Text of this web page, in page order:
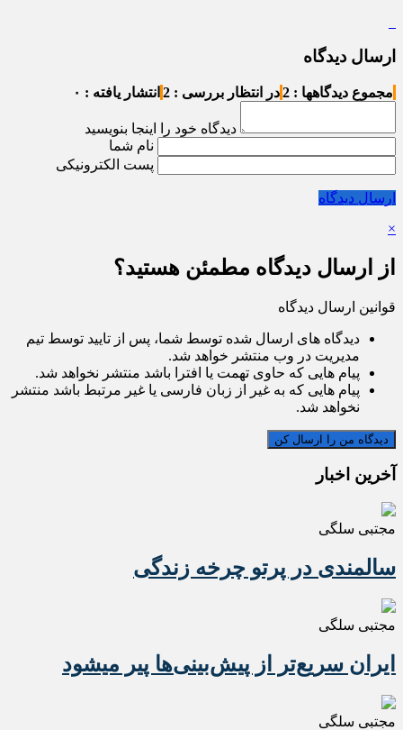
ارسال دیدگاه
مجموع دیدگاهها : 2 در انتظار بررسی : 2 انتشار یافته : ۰
دیدگاه خود را اینجا بنویسید
نام شما
پست الکترونیکی
ارسال دیدگاه
×
از ارسال دیدگاه مطمئن هستید؟
قوانین ارسال دیدگاه
دیدگاه های ارسال شده توسط شما، پس از تایید توسط تیم
مدیریت در وب منتشر خواهد شد.
پیام هایی که حاوی تهمت یا افترا باشد منتشر نخواهد شد.
پیام هایی که به غیر از زبان فارسی یا غیر مرتبط باشد منتشر
نخواهد شد.
آخرین اخبار
مجتبی سلگی
سالمندی در پرتو چرخه زندگی
مجتبی سلگی
ایران سریع‌تر از پیش‌بینی‌ها پیر میشود
مجتبی سلگی